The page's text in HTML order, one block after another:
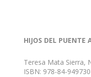
HIJOS DEL PUENTE
Teresa Mata Sierra,
ISBN: 978-84-